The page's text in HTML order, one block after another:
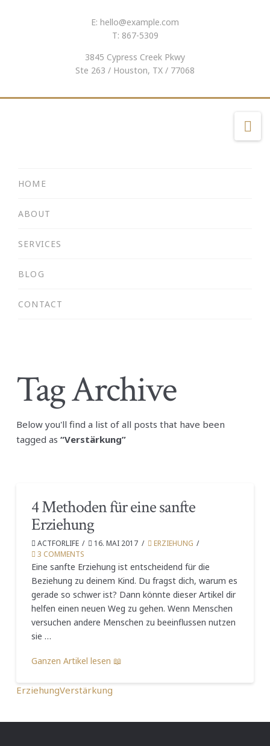
E: hello@example.com
T: 867-5309
3845 Cypress Creek Pkwy
Ste 263 / Houston, TX / 77068
HOME
ABOUT
SERVICES
BLOG
CONTACT
Tag Archive
Below you'll find a list of all posts that have been
tagged as “Verstärkung”
4 Methoden für eine sanfte
Erziehung
ACTFORLIFE 16. MAI 2017
ERZIEHUNG
3 COMMENTS
Eine sanfte Erziehung ist entscheidend für die
Beziehung zu deinem Kind. Du fragst dich, warum es
gerade so schwer ist? Dann könnte dieser Artikel dir
helfen einen neuen Weg zu gehen. Wenn Menschen
versuchen andere Menschen zu beeinflussen nutzen
sie …
Ganzen Artikel lesen 📖
ErziehungVerstärkung